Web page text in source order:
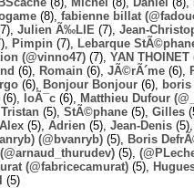
(8), fabienne billat
Julien Ã‰LIE (7), Jean-
Pimpin (7), Lebarque
(@vinno47) (7), YAN
(6), Romain (6), JÃ©rÃ´me (6),
(6), Bonjour Bonjour (6), boris
(6), loÃ¯c (6), Matthieu Dufour
Tristan (5), StÃ©phane (5), Gilles
Alex (5), Adrien (5), Jean-Denis (5),
(@bvanryb) (5), Boris
(5),
(@fabricecamurat) (5),
(5)